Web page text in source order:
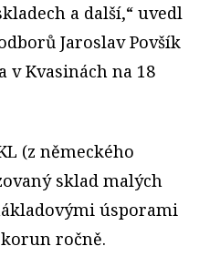
a další,“ uvedl
Jaroslav Povšík
v Kvasinách na 18
(z německého
sklad malých
úsporami
ročně.